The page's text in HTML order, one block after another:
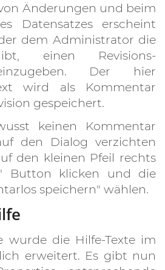
Änderungen und beim
Datensatzes erscheint
dem Administrator die
einen Revisions-
Der hier
wird als Kommentar
gespeichert.
keinen Kommentar
den Dialog verzichten
den kleinen Pfeil rechts
Button klicken und die
speichern" wählen.
wurde die Hilfe-Texte im
erweitert. Es gibt nun